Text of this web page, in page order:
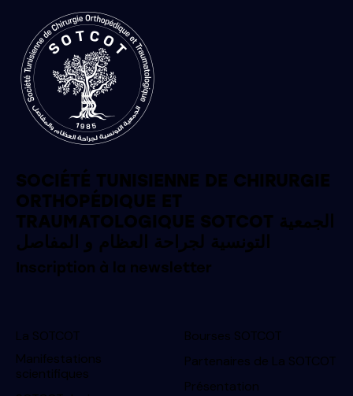
SOCIÉTÉ TUNISIENNE DE CHIRURGIE
ORTHOPÉDIQUE ET
TRAUMATOLOGIQUE SOTCOT الجمعية
التونسية لجراحة العظام و المفاصل
Inscription à la newsletter
La SOTCOT
Manifestations
scientifiques
Bourses SOTCOT
Partenaires de La SOTCOT
Présentation